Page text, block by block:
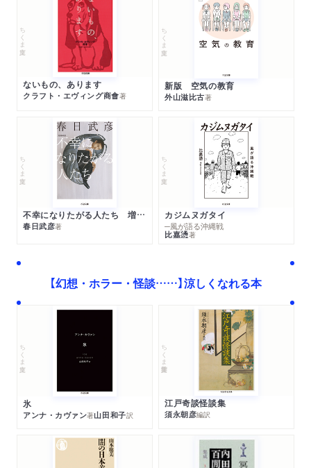
ちくま文庫
ないもの、あります
クラフト・エヴィング商會著
ちくま文庫
新版 空気の教育
外山滋比古著
ちくま文庫
不幸になりたがる人たち 増補新版
春日武彦著
ちくま文庫
カジムヌガタイ
─風が語る沖縄戦
比嘉慂著
【幻想・ホラー・怪談……】涼しくなれる本
ちくま文庫
氷
アンナ・カヴァン著山田和子訳
ちくま学芸文庫
江戸奇談怪談集
須永朝彦編訳